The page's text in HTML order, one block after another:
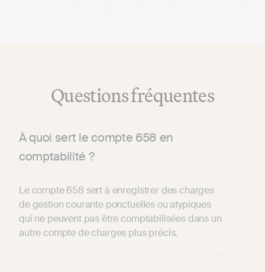
Questions fréquentes
À quoi sert le compte 658 en
comptabilité ?
Le compte 658 sert à enregistrer des charges
de gestion courante ponctuelles ou atypiques
qui ne peuvent pas être comptabilisées dans un
autre compte de charges plus précis.